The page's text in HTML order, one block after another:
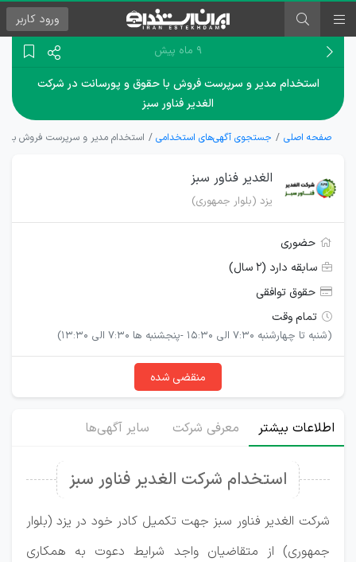
ورود کاربر
۹ ماه پیش
استخدام مدیر و سرپرست فروش با حقوق و پورسانت در شرکت
الغدیر فناور سبز
صفحه اصلی جستجوی آگهی‌های استخدامی استخدام مدیر و سرپرست فروش با
الغدیر فناور سبز
یزد (بلوار جمهوری)
حضوری
سابقه دارد (۲ سال)
حقوق توافقی
تمام وقت
(شنبه تا چهارشنبه 7:30 الی 15:30 -پنجشنبه ها 7:30 الی 13:30)
منقضی شده
اطلاعات بیشتر معرفی شرکت سایر آگهی‌ها
استخدام شرکت الغدیر فناور سبز
شرکت الغدیر فناور سبز جهت تکمیل کادر خود در یزد (بلوار
جمهوری) از متقاضیان واجد شرایط دعوت به همکاری